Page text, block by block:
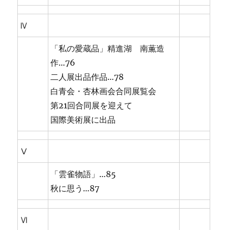
Ⅳ
「私の愛蔵品」精進湖 南薫造
作…76
二人展出品作品…78
白青会・杏林画会合同展覧会
第21回合同展を迎えて
国際美術展に出品
Ⅴ
「雲雀物語」…85
秋に思う…87
Ⅵ